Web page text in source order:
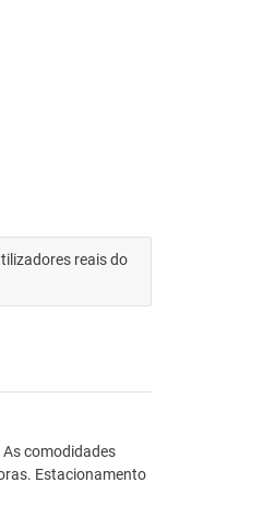
reais do
comodidades
Estacionamento